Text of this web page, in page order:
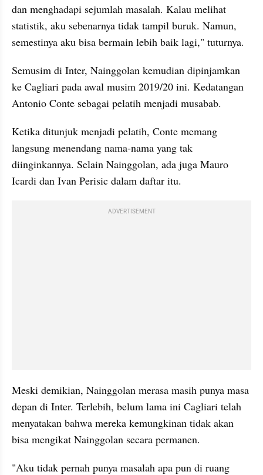
dan menghadapi sejumlah masalah. Kalau melihat
statistik, aku sebenarnya tidak tampil buruk. Namun,
semestinya aku bisa bermain lebih baik lagi," tuturnya.
Semusim di Inter, Nainggolan kemudian dipinjamkan
ke Cagliari pada awal musim 2019/20 ini. Kedatangan
Antonio Conte sebagai pelatih menjadi musabab.
Ketika ditunjuk menjadi pelatih, Conte memang
langsung menendang nama-nama yang tak
diinginkannya. Selain Nainggolan, ada juga Mauro
Icardi dan Ivan Perisic dalam daftar itu.
ADVERTISEMENT
Meski demikian, Nainggolan merasa masih punya masa
depan di Inter. Terlebih, belum lama ini Cagliari telah
menyatakan bahwa mereka kemungkinan tidak akan
bisa mengikat Nainggolan secara permanen.
"Aku tidak pernah punya masalah apa pun di ruang